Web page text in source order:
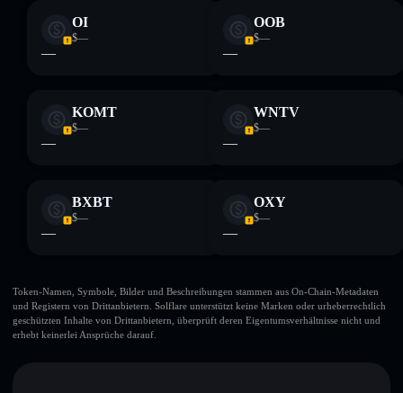
OI
$—
—
OOB
$—
—
KOMT
$—
—
WNTV
$—
—
BXBT
$—
—
OXY
$—
—
Token-Namen, Symbole, Bilder und Beschreibungen stammen aus On-Chain-Metadaten
und Registern von Drittanbietern. Solflare unterstützt keine Marken oder urheberrechtlich
geschützten Inhalte von Drittanbietern, überprüft deren Eigentumsverhältnisse nicht und
erhebt keinerlei Ansprüche darauf.